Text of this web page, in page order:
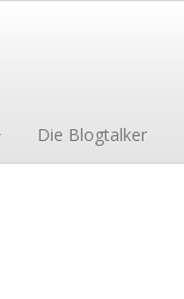
Die Blogtalker